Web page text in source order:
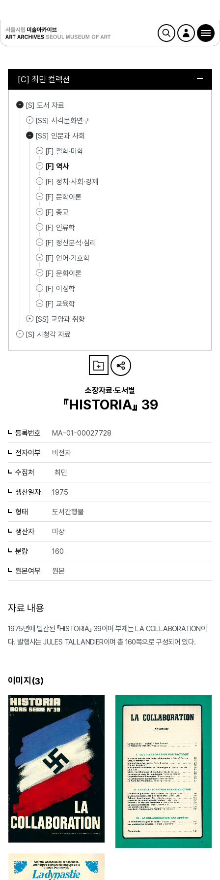
[C] 최민 컬렉션
[S] 도서 자료
[SS] 시각문화연구
[SS] 인문과 사회
[F] 철학·미학
[F] 역사
[F] 정치·사회·경제
[F] 문학이론
[F] 종교
[F] 인류학
[F] 정신분석·심리
[F] 언어·기호학
[F] 문화이론
[F] 여성학
[F] 교육학
[SS] 교양과 취향
[S] 시청각 자료
소장자료·도서별
『HISTORIA』 39
등록번호 MA-01-00027728
전자여부 비전자
수집처 최민
생산일자 1975
형태 도서간행물
생산자 미상
분량 160
원본여부 원본
자료 내용
1975년에 발간된 『HISTORIA』 39이며 부제는 LA COLLABORATION이
다. 발행사는 JULES TALLANDIER이며 총 160쪽으로 구성되어 있다.
이미지(3)